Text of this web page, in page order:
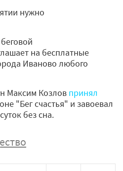
нужно
на бесплатные
Иваново любого
Максим Козлов принял
"Бег счастья" и завоевал
без сна.